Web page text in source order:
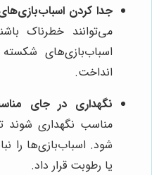
جدا کردن
می‌توانند خطرناک
اسباب‌بازی‌های شکسته
انداخت.
نگهداری در جای
مناسب نگهداری شوند
شود. اسباب‌بازی‌ها را
یا رطوبت قرار داد.